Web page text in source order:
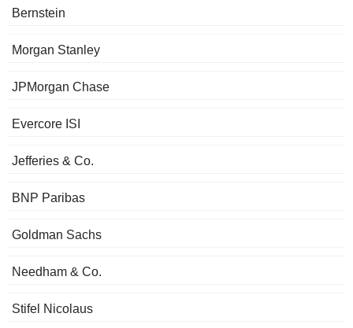
Bernstein
Morgan Stanley
JPMorgan Chase
Evercore ISI
Jefferies & Co.
BNP Paribas
Goldman Sachs
Needham & Co.
Stifel Nicolaus